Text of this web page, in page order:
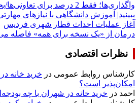
واگذاری‌ها؛ فقط 2 درصد برای تعاونی‌ها/بحران سهم بخش تعاون
ببینید| آموزش دانشگاهی با نیازهای
آغاز عملیات احداث قطار شهری فردیس
درمان از «یک نسخه برای همه» فاصله
نظرات اقتصادی
کارشناس روابط عمومی در خرید خانه
امکان‌پذیر است؟
احمد در خرید خانه در شهران با چه